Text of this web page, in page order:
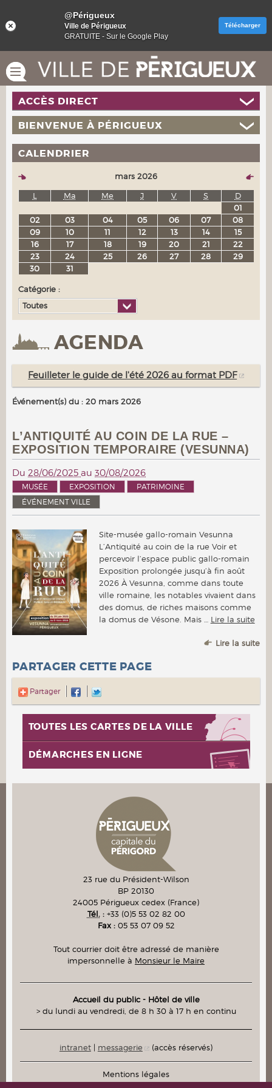
AGENDA
Feuilleter le guide de l'été 2026 au format PDF
Événement(s) du : 20 mars 2026
L’ANTIQUITÉ AU COIN DE LA RUE –
EXPOSITION TEMPORAIRE (VESUNNA)
Du 28/06/2025 au 30/08/2026
MUSÉE EXPOSITION
PATRIMOINE
ÉVÉNEMENT VILLE
Site-musée gallo-romain Vesunna
L’Antiquité au coin de la rue Voir et
percevoir l’espace public gallo-romain
Exposition prolongée jusqu’à fin août
2026 À Vesunna, comme dans toute
ville romaine, les notables vivaient dans
des domus, de riches maisons comme
la domus de Vésone. Mais … Lire la suite
Lire la suite
PARTAGER CETTE PAGE
Partager
ACCÈS DIRECT
BIENVENUE À PÉRIGUEUX
CALENDRIER
mars 2026
L
Ma Me J V S
D
01
02
03 04 05 06 07
08
09
10 11 12 13 14
15
16
17 18 19 20 21
22
23
24 25 26 27 28
29
30
31
Catégorie :
Toutes
TOUTES LES CARTES DE LA VILLE
DÉMARCHES EN LIGNE
23 rue du Président-Wilson
BP 20130
24005 Périgueux cedex (France)
Tél. : +33 (0)5 53 02 82 00
Fax : 05 53 07 09 52
Tout courrier doit être adressé de manière
impersonnelle à Monsieur le Maire
Accueil du public - Hôtel de ville
> du lundi au vendredi, de 8 h 30 à 17 h en continu
intranet| messagerie (accès réservés)
Mentions légales
@Périgueux
Ville de Périgueux
GRATUITE - Sur le Google Play
Télécharger